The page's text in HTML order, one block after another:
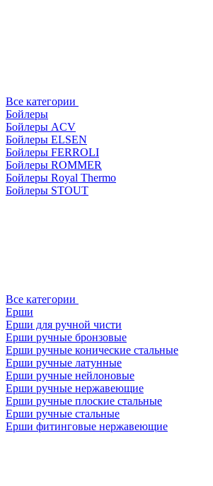
Все категории
Бойлеры
Бойлеры ACV
Бойлеры ELSEN
Бойлеры FERROLI
Бойлеры ROMMER
Бойлеры Royal Thermo
Бойлеры STOUT
Все категории
Ерши
Ерши для ручной чисти
Ерши ручные бронзовые
Ерши ручные конические стальные
Ерши ручные латунные
Ерши ручные нейлоновые
Ерши ручные нержавеющие
Ерши ручные плоские стальные
Ерши ручные стальные
Ерши фитинговые нержавеющие